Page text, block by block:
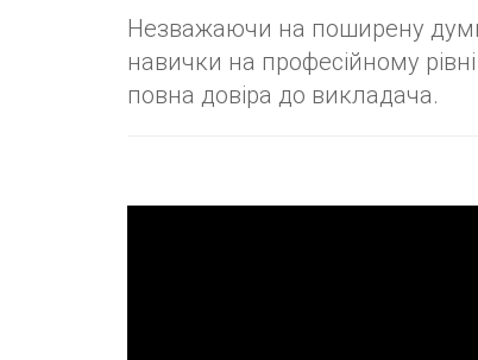
Незважаючи на поширену
навички на професійному
повна довіра до викладача.